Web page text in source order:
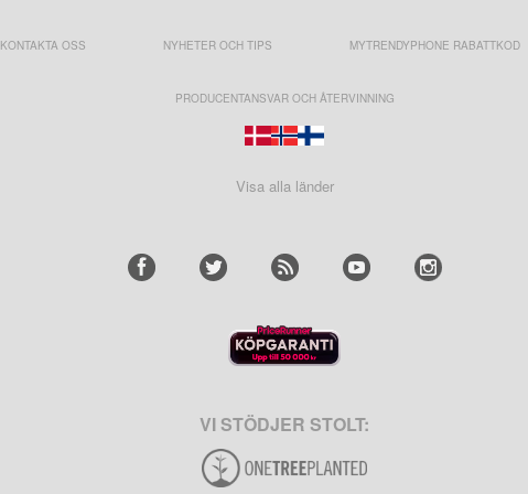
KONTAKTA OSS NYHETER OCH TIPS MYTRENDYPHONE RABATTKOD
PRODUCENTANSVAR OCH ÅTERVINNING
Visa alla länder
VI STÖDJER STOLT: